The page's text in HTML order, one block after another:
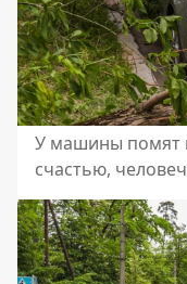
У машины помят
счастью,